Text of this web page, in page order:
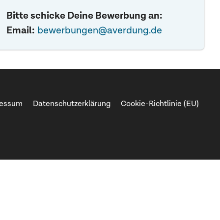
Bitte schicke Deine Bewerbung an:
Email: bewerbungen@averdung.de
Datenschutzerklärung Cookie-Richtlinie (EU)